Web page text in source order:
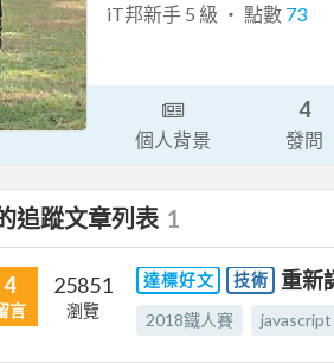
iT邦新手 5 級 ‧ 點數 73
個人背景
4
發問
追蹤文章列表 1
4
言
25851
瀏覽
達標好文 技術 重新
2018鐵人賽 javascript